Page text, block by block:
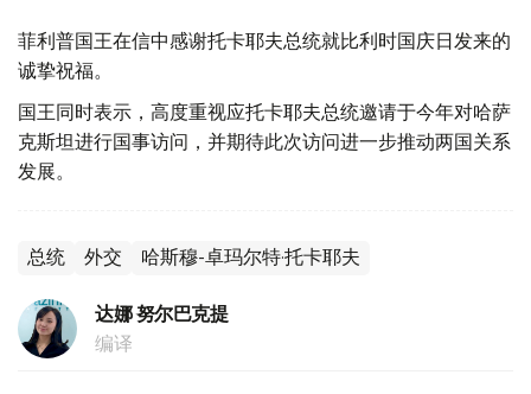
菲利普国王在信中感谢托卡耶夫总统就比利时国庆日发来的
诚挚祝福。
国王同时表示，高度重视应托卡耶夫总统邀请于今年对哈萨
克斯坦进行国事访问，并期待此次访问进一步推动两国关系
发展。
总统 外交 哈斯穆-卓玛尔特·托卡耶夫
达娜 努尔巴克提
编译